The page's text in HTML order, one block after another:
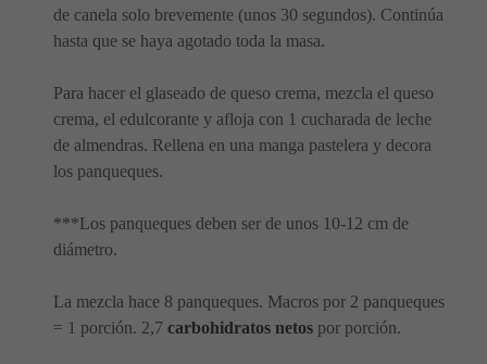
de canela solo brevemente (unos 30 segundos). Continúa
hasta que se haya agotado toda la masa.
Para hacer el glaseado de queso crema, mezcla el queso
crema, el edulcorante y afloja con 1 cucharada de leche
de almendras. Rellena en una manga pastelera y decora
los panqueques.
***Los panqueques deben ser de unos 10-12 cm de
diámetro.
La mezcla hace 8 panqueques. Macros por 2 panqueques
= 1 porción. 2,7 carbohidratos netos por porción.